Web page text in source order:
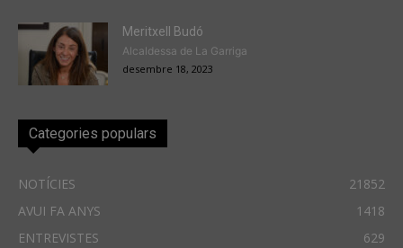
Meritxell Budó
Alcaldessa de La Garriga
desembre 18, 2023
Categories populars
NOTÍCIES
21852
AVUI FA ANYS
1418
ENTREVISTES
629